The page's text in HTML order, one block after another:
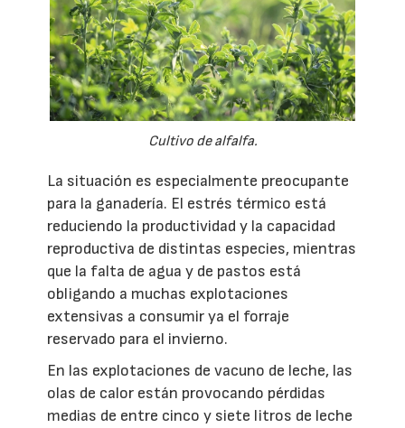
Cultivo de alfalfa.
La situación es especialmente preocupante
para la ganadería. El estrés térmico está
reduciendo la productividad y la capacidad
reproductiva de distintas especies, mientras
que la falta de agua y de pastos está
obligando a muchas explotaciones
extensivas a consumir ya el forraje
reservado para el invierno.
En las explotaciones de vacuno de leche, las
olas de calor están provocando pérdidas
medias de entre cinco y siete litros de leche